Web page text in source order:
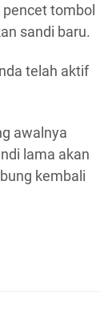
pencet tombol
sandi baru.
telah aktif
awalnya
lama akan
kembali